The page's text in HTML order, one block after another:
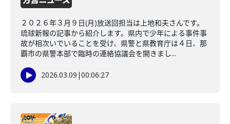
２０２６年３月９日(月)放送回担当は上地和夫さんです。
琉球新報の記事から紹介します。県内で少年による事件事
故が相次いでいることを受け、県警と県教育庁は４日、那
覇市の県警本部で臨時の連絡協議会を開きまし...
2026.03.09 |00:06:27